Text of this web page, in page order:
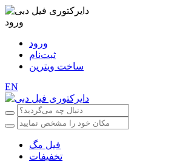
ورود
ورود
ثبت‌نام
ساخت ویترین
EN
فیل مگ
تخفیفات